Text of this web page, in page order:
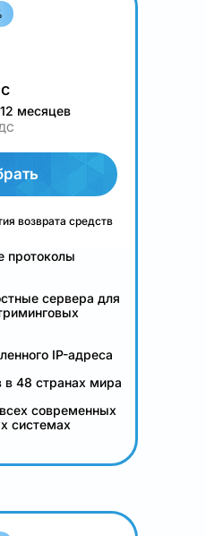
месяцев
возврата средств
протоколы
сервера для
IP-адреса
в 48 странах мира
современных
системах